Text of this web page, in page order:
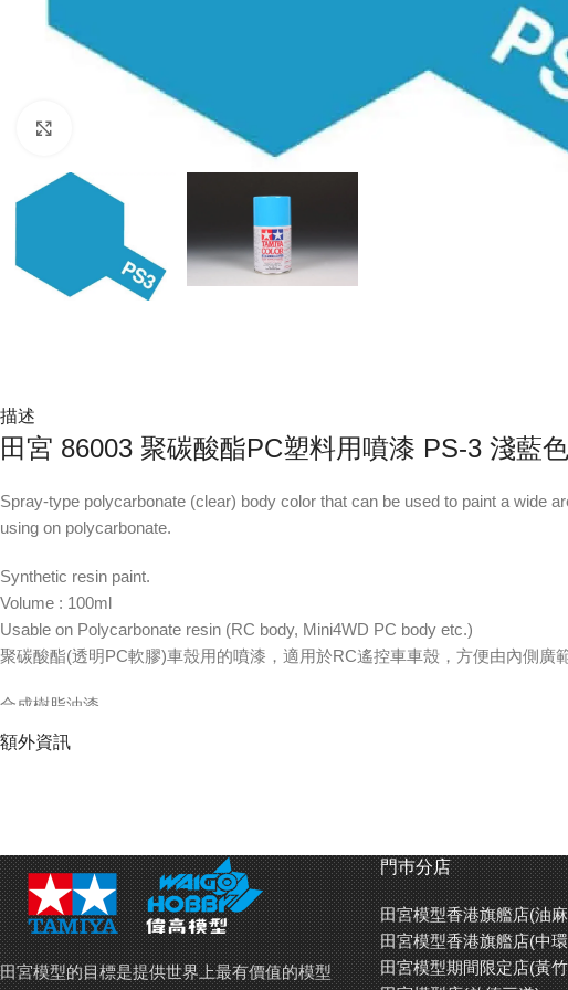
描述
田宮 86003 聚碳酸酯PC塑料用噴漆 PS-3 淺藍色
Spray-type polycarbonate (clear) body color that can be used to paint a wide
using on polycarbonate.
Synthetic resin paint.
Volume : 100ml
Usable on Polycarbonate resin (RC body, Mini4WD PC body etc.)
聚碳酸酯(透明PC軟膠)車殼用的噴漆，適用於RC遙控車車殼，方便由內側廣
合成樹脂油漆
容量：100ml
適用於聚碳酸酯塑膠 (RC遙控車車殼﹑迷你四驅車PC軟殼等)
額外資訊
田宮模型的目標是提供世界上最有價值的模型
門巿分店
田宮模型香港旗艦店(油
田宮模型香港旗艦店(中
田宮模型期間限定店(黃